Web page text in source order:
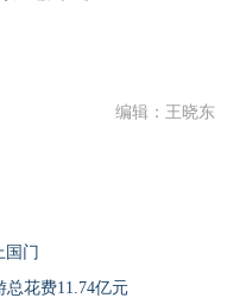
编辑：王晓东
国门
总花费11.74亿元